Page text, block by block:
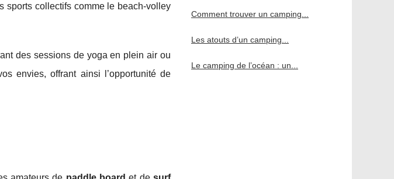
sports collectifs comme le beach-volley
des sessions de yoga en plein air ou
envies, offrant ainsi l’opportunité de
Comment trouver un camping...
Les atouts d’un camping...
Le camping de l’océan : un...